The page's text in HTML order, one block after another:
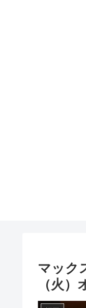
マック
（火